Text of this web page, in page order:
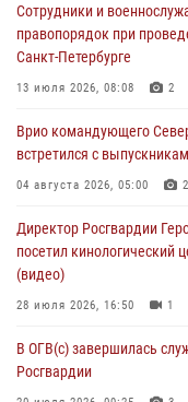
стен музея истории
08 августа 2026, 09:29 2
В Северо-Западном
08 августа 2026, 09:03 1
Росгвардейцы в ЛНР
08 августа 2026, 09:00
Сотрудники и
правопорядок при
Санкт-Петербурге
13 июля 2026, 08:08 2
Врио командующего
встретился с
04 августа 2026, 05:00 2
Директор Росгвардии
посетил
(видео)
28 июля 2026, 16:50 1
В ОГВ(с) завершилась
Росгвардии